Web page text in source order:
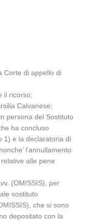
Corte di appello di
il ricorso;
Calvanese;
persona del Sostituto
ha concluso
1) e la declaratoria di
l’annullamento
alle pene
(OMISSIS), per
sostituto
che si sono
depositato con la